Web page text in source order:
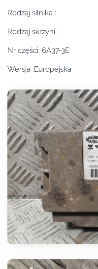
Rodzaj silnika :
Rodzaj skrzyni :
Nr części: 6A37-3E
Wersja :Europejska